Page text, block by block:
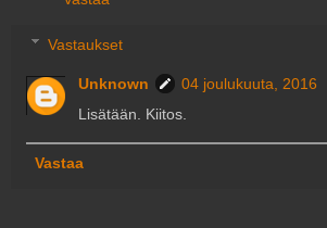
Vastaukset
Unknown
04 joulukuuta, 2016
Lisätään. Kiitos.
Vastaa